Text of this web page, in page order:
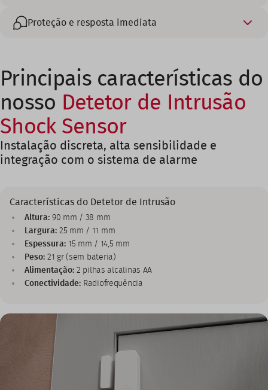
Proteção e resposta imediata
Principais características do
nosso Detetor de Intrusão
Shock Sensor
Instalação discreta, alta sensibilidade e
integração com o sistema de alarme
Características do Detetor de Intrusão
Altura: 90 mm / 38 mm
Largura: 25 mm / 11 mm
Espessura: 15 mm / 14,5 mm
Peso: 21 gr (sem bateria)
Alimentação: 2 pilhas alcalinas AA
Conectividade: Radiofrequência